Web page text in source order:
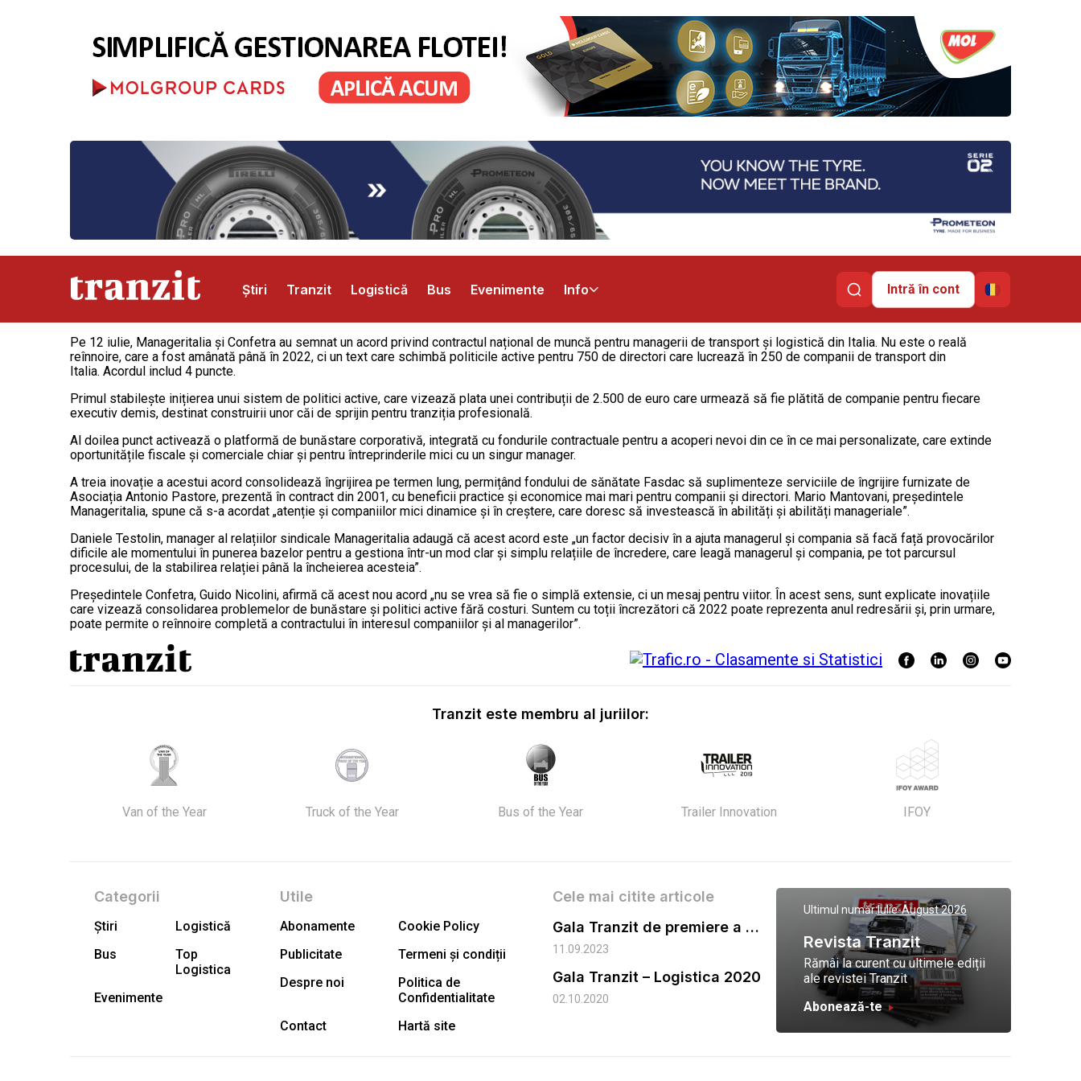
Știri Tranzit Logistică Bus Evenimente Info
Abonamente Publicitate Contact
Intră în cont
Pe 12 iulie, Manageritalia și Confetra au semnat un acord privind contractul național de muncă pentru managerii de transport și logistică din Italia. Nu este o reală
reînnoire, care a fost amânată până în 2022, ci un text care schimbă politicile active pentru 750 de directori care lucrează în 250 de companii de transport din
Italia. Acordul includ 4 puncte.
Primul stabilește inițierea unui sistem de politici active, care vizează plata unei contribuții de 2.500 de euro care urmează să fie plătită de companie pentru fiecare
executiv demis, destinat construirii unor căi de sprijin pentru tranziția profesională.
Al doilea punct activează o platformă de bunăstare corporativă, integrată cu fondurile contractuale pentru a acoperi nevoi din ce în ce mai personalizate, care extinde
oportunitățile fiscale și comerciale chiar și pentru întreprinderile mici cu un singur manager.
A treia inovație a acestui acord consolidează îngrijirea pe termen lung, permițând fondului de sănătate Fasdac să suplimenteze serviciile de îngrijire furnizate de
Asociația Antonio Pastore, prezentă în contract din 2001, cu beneficii practice și economice mai mari pentru companii și directori. Mario Mantovani, președintele
Manageritalia, spune că s-a acordat „atenție și companiilor mici dinamice și în creștere, care doresc să investească în abilități și abilități manageriale”.
Daniele Testolin, manager al relațiilor sindicale Manageritalia adaugă că acest acord este „un factor decisiv în a ajuta managerul și compania să facă față provocărilor
dificile ale momentului în punerea bazelor pentru a gestiona într-un mod clar și simplu relațiile de încredere, care leagă managerul și compania, pe tot parcursul
procesului, de la stabilirea relației până la încheierea acesteia”.
Președintele Confetra, Guido Nicolini, afirmă că acest nou acord „nu se vrea să fie o simplă extensie, ci un mesaj pentru viitor. În acest sens, sunt explicate inovațiile
care vizează consolidarea problemelor de bunăstare și politici active fără costuri. Suntem cu toții încrezători că 2022 poate reprezenta anul redresării și, prin urmare,
poate permite o reînnoire completă a contractului în interesul companiilor și al managerilor”.
Tranzit este membru al juriilor:
Van of the Year Truck of the Year Bus of the Year Trailer Innovation IFOY
Categorii
Știri
Logistică
Bus
Top
Logistica
Evenimente
Utile
Abonamente
Cookie Policy
Publicitate
Termeni și condiții
Despre noi
Politica de
Confidentialitate
Contact
Hartă site
Cele mai citite articole
Gala Tranzit de premiere a celor mai eficienti operatori de transport marfa 2023
11.09.2023
Gala Tranzit – Logistica 2020
02.10.2020
Ultimul număr:Iulie-August 2026
Revista Tranzit
Rămâi la curent cu ultimele ediții
ale revistei Tranzit
Abonează-te